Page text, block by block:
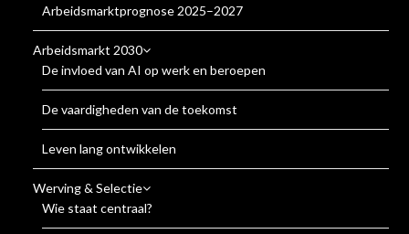
Arbeidsmarktprognose 2025–2027
Arbeidsmarkt 2030
De invloed van AI op werk en beroepen
De vaardigheden van de toekomst
Leven lang ontwikkelen
Werving & Selectie
Wie staat centraal?